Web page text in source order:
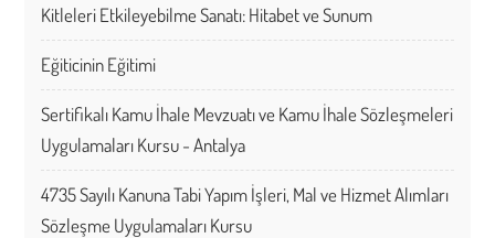
Kitleleri Etkileyebilme Sanatı: Hitabet ve Sunum
Eğiticinin Eğitimi
Sertifikalı Kamu İhale Mevzuatı ve Kamu İhale Sözleşmeleri
Uygulamaları Kursu - Antalya
4735 Sayılı Kanuna Tabi Yapım İşleri, Mal ve Hizmet Alımları
Sözleşme Uygulamaları Kursu